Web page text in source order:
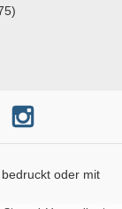
oder mit